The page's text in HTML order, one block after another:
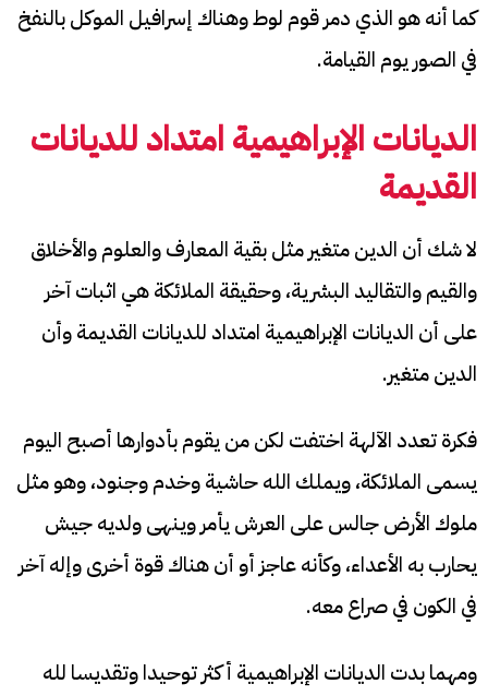
كما أنه هو الذي دمر قوم لوط وهناك إسرافيل الموكل بالنفخ
في الصور يوم القيامة.
الديانات الإبراهيميةامتداد للديانات
القديمة
لا شك أن الدين متغير مثل بقية المعارف والعلوم والأخلاق
والقيم والتقاليد البشرية، وحقيقة الملائكة هي اثبات آخر
على أن الديانات الإبراهيمية امتداد للديانات القديمة وأن
الدين متغير.
فكرة تعدد الآلهة اختفت لكن من يقوم بأدوارها أصبح اليوم
يسمى الملائكة، ويملك الله حاشية وخدم وجنود، وهو مثل
ملوك الأرض جالس على العرش يأمر وينهى ولديه جيش
يحارب به الأعداء، وكأنه عاجز أو أن هناك قوة أخرى وإله آخر
في الكون في صراع معه.
ومهما بدت الديانات الإبراهيمية أكثر توحيدا وتقديسا لله